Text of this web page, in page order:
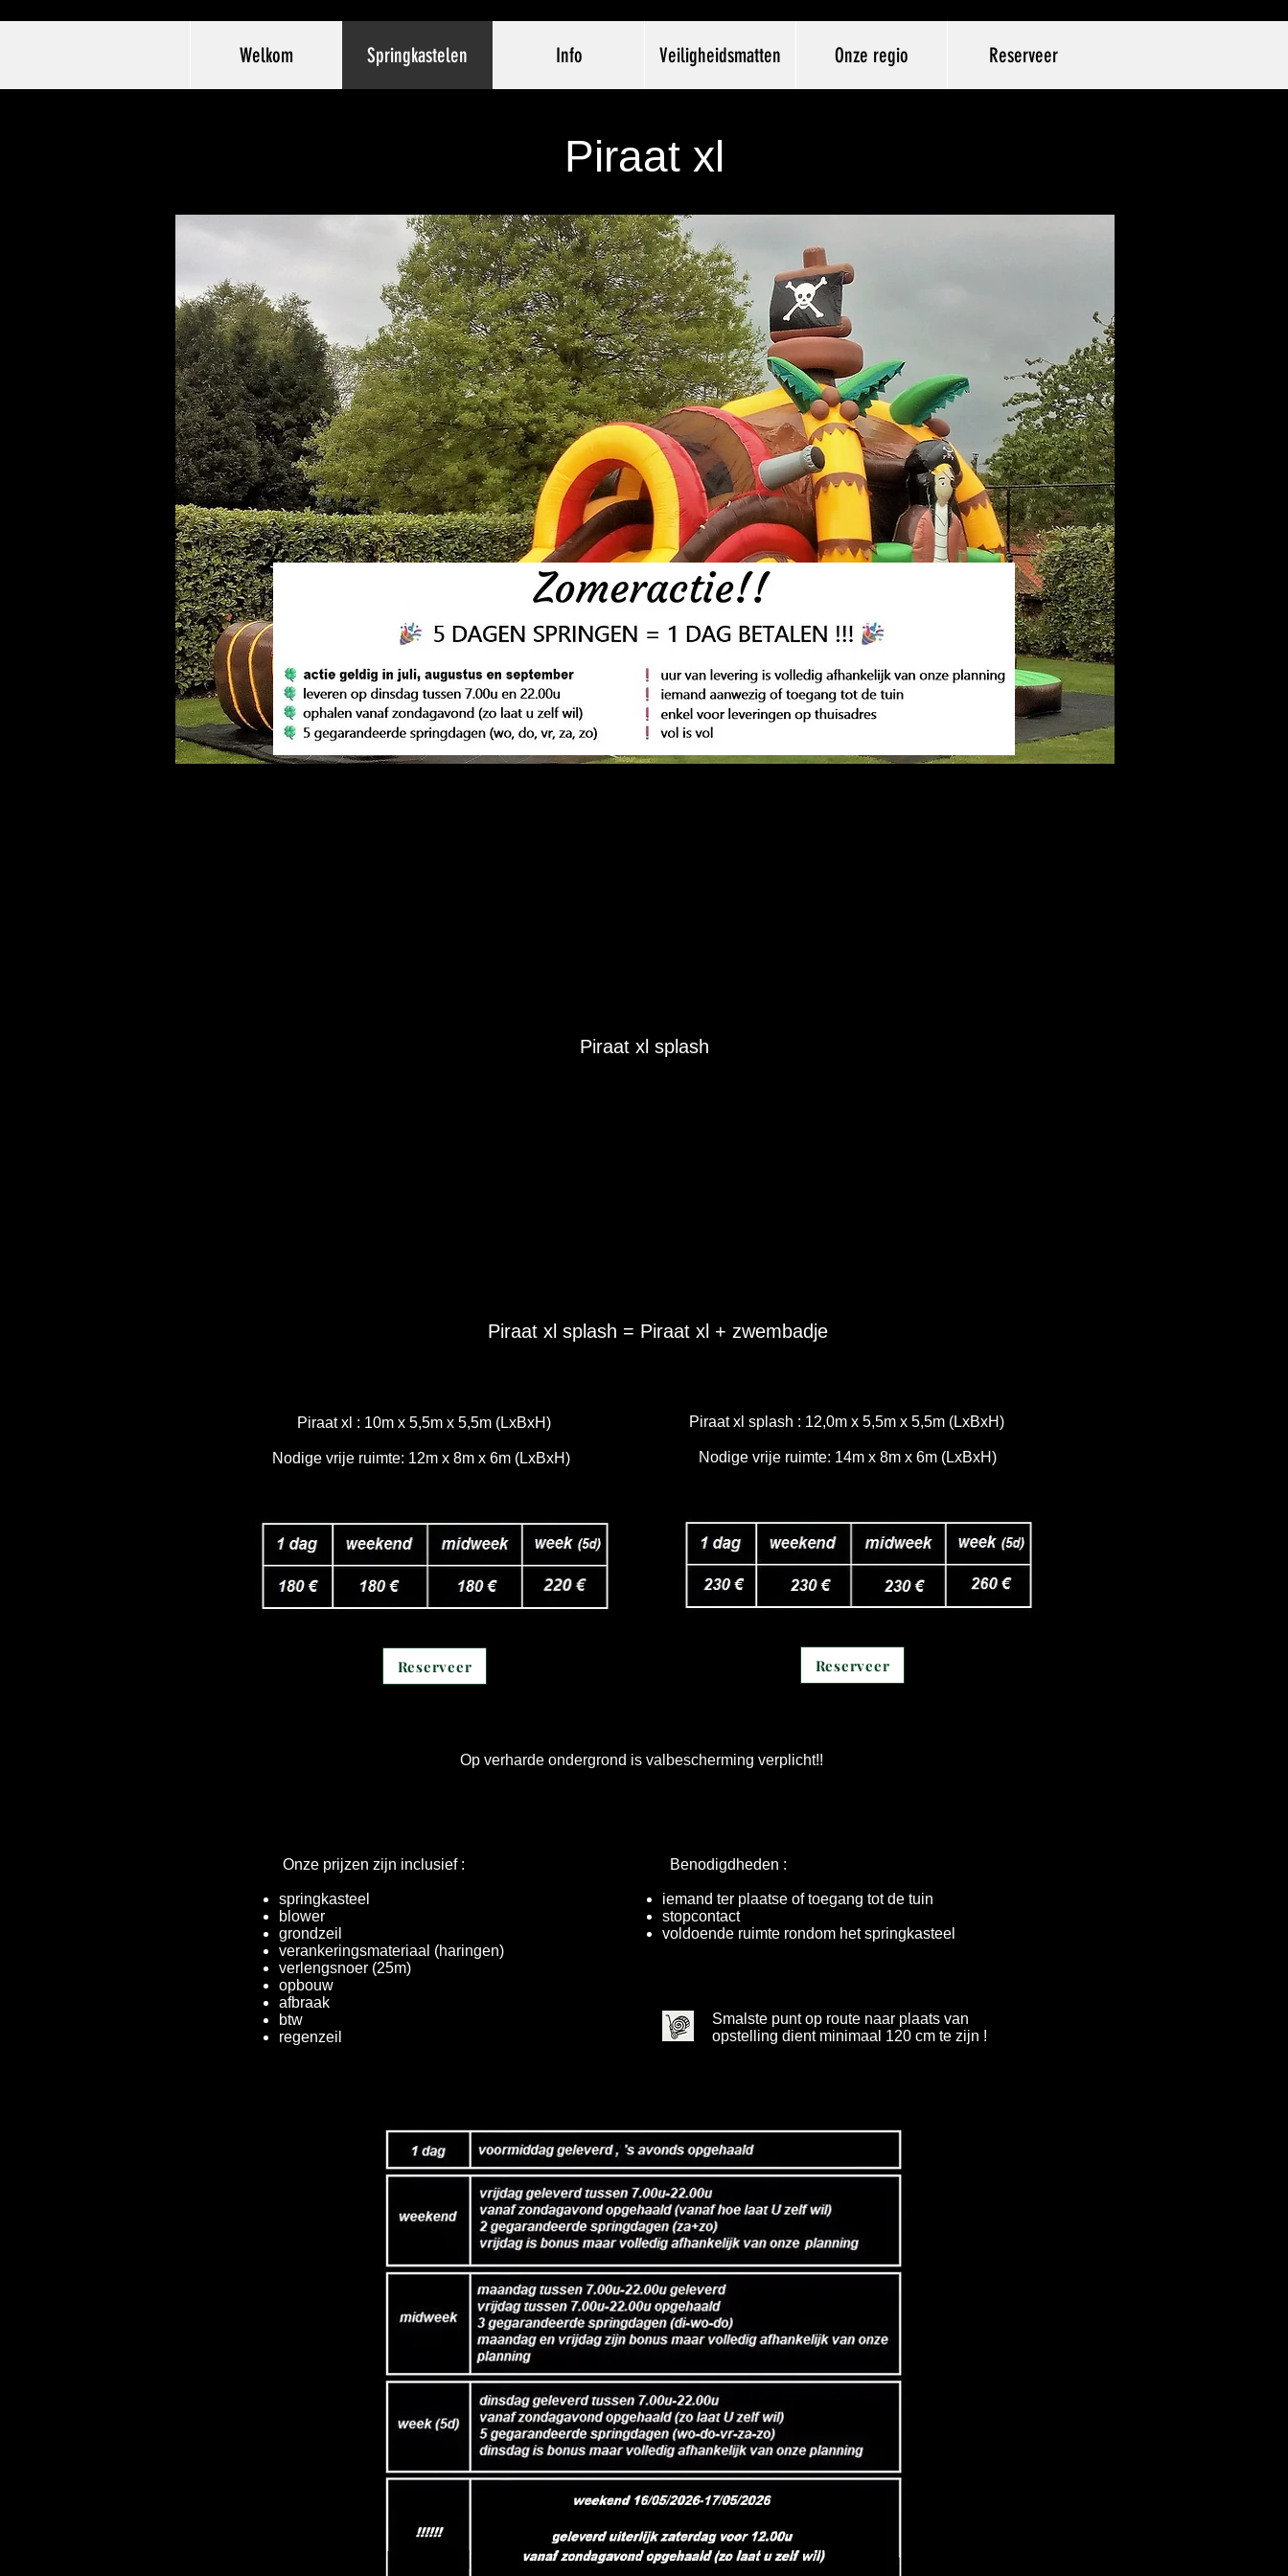
Welkom Springkastelen Info Veiligheidsmatten Onze regio Reserveer
Piraat xl
Piraat xl splash
Piraat xl splash = Piraat xl + zwembadje
Piraat xl : 10m x 5,5m x 5,5m (LxBxH)
Nodige vrije ruimte: 12m x 8m x 6m (LxBxH)
Reserveer
Piraat xl splash : 12,0m x 5,5m x 5,5m (LxBxH)
Nodige vrije ruimte: 14m x 8m x 6m (LxBxH)
Reserveer
Op verharde ondergrond is valbescherming verplicht!!
Onze prijzen zijn inclusief :
springkasteel
blower
grondzeil
verankeringsmateriaal (haringen)
verlengsnoer (25m)
opbouw
afbraak
btw
regenzeil
Benodigdheden :
iemand ter plaatse of toegang tot de tuin
stopcontact
voldoende ruimte rondom het springkasteel
Smalste punt op route naar plaats van
opstelling dient minimaal 120 cm te zijn !